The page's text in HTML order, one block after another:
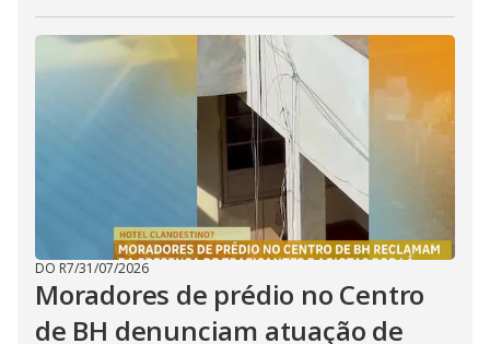
DO R7/31/07/2026
Moradores de prédio no Centro
de BH denunciam atuação de